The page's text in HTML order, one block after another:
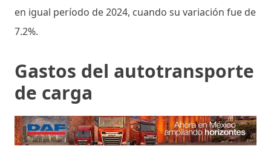
en igual período de 2024, cuando su variación fue de
7.2%.
Gastos del autotransporte
de carga